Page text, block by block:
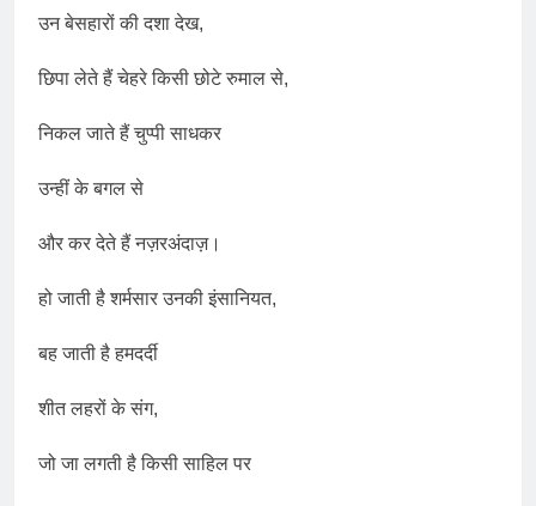
उन बेसहारों की दशा देख,
छिपा लेते हैं चेहरे किसी छोटे रुमाल से,
निकल जाते हैं चुप्पी साधकर
उन्हीं के बगल से
और कर देते हैं नज़रअंदाज़।
हो जाती है शर्मसार उनकी इंसानियत,
बह जाती है हमदर्दी
शीत लहरों के संग,
जो जा लगती है किसी साहिल पर